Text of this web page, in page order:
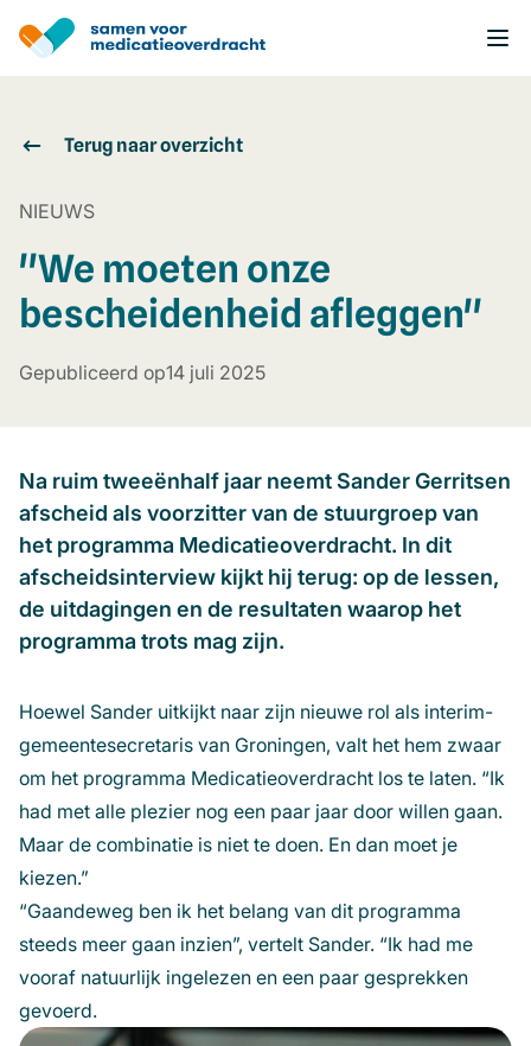
Overslaan
en
gaanTerug naar overzicht
NIEUWS
''We moeten onze
bescheidenheid afleggen''
Gepubliceerd op14 juli 2025
Na ruim tweeënhalf jaar neemt Sander Gerritsen
afscheid als voorzitter van de stuurgroep van
het programma Medicatieoverdracht. In dit
afscheidsinterview kijkt hij terug: op de lessen,
de uitdagingen en de resultaten waarop het
programma trots mag zijn.
Hoewel Sander uitkijkt naar zijn nieuwe rol als interim-
gemeentesecretaris van Groningen, valt het hem zwaar
om het programma Medicatieoverdracht los te laten. “Ik
had met alle plezier nog een paar jaar door willen gaan.
Maar de combinatie is niet te doen. En dan moet je
kiezen.”
“Gaandeweg ben ik het belang van dit programma
steeds meer gaan inzien”, vertelt Sander. “Ik had me
vooraf natuurlijk ingelezen en een paar gesprekken
gevoerd.